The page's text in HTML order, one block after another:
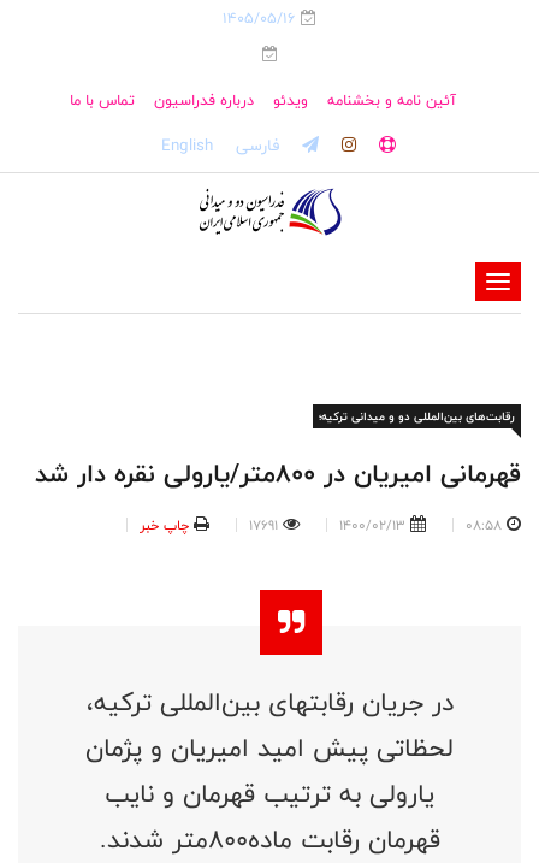
1405/05/16
آئین نامه و بخشنامه ویدئو درباره فدراسیون تماس با ما
فارسی English
-
-
-
رقابت‌های بین‌المللی دو و میدانی ترکیه؛
قهرمانی امیریان در ۸۰۰متر/یارولی نقره دار شد
08:58
1400/02/13
17691 چاپ خبر
در جریان رقابتهای بین‌المللی ترکیه،
لحظاتی پیش امید امیریان و پژمان
یارولی به ترتیب قهرمان و نایب
قهرمان رقابت ماده۸۰۰متر شدند.